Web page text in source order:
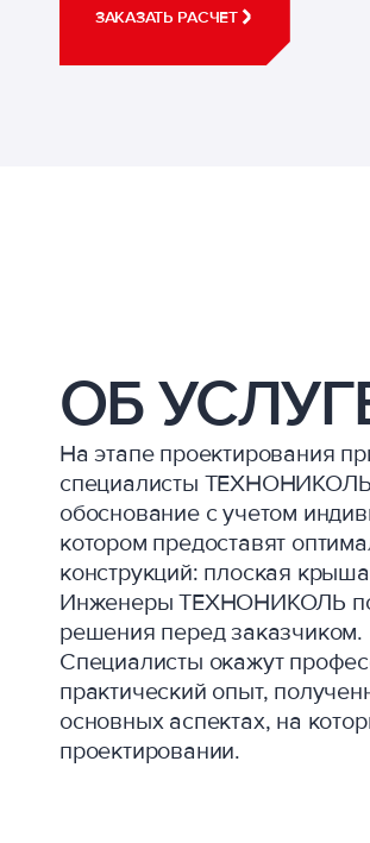
ЗАКАЗАТЬ РАСЧЕТ
ОБ
На этапе проектирования
специалисты ТЕХНОНИКОЛЬ
обоснование с учетом
котором предоставят
конструкций: плоская
Инженеры ТЕХНОНИКОЛЬ
решения перед заказчиком.
Специалисты окажут
практический опыт,
основных аспектах, на
проектировании.